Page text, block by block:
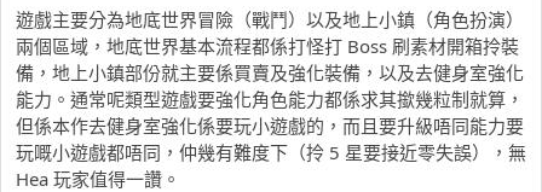
遊戲主要分為地底世界冒險（戰鬥）以及地上小鎮（角色扮演）
兩個區域，地底世界基本流程都係打怪打 Boss 刷素材開箱拎裝
備，地上小鎮部份就主要係買賣及強化裝備，以及去健身室強化
能力。通常呢類型遊戲要強化角色能力都係求其撳幾粒制就算，
但係本作去健身室強化係要玩小遊戲的，而且要升級唔同能力要
玩嘅小遊戲都唔同，仲幾有難度下（拎 5 星要接近零失誤），無
Hea 玩家值得一讚。